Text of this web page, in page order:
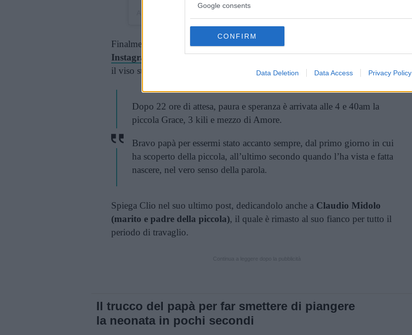
Google consents
CONFIRM
Data Deletion Data Access Privacy Policy
Finalmente, l’ annuncio della nascitaarriva direttamente dal
Instagram
della blogger, fra tenere fotografie della bambina appena nata e
il viso stanco della donna, ma totalmente felice.
Dopo 22 ore di attesa, paura e speranza è arrivata alle 4 e 40am la
piccola Grace, 3 kili e mezzo di Amore.
Bravo papà per essermi stato accanto sempre, dal primo giorno in cui
ha scoperto della piccola, all’ultimo secondo quando l’ha vista e fatta
nascere, nel vero senso della parola.
Spiega Clio nel suo ultimo post, dedicandolo anche a Claudio Midolo
(marito e padre della piccola), il quale è rimasto al suo fianco per tutto il
periodo di travaglio.
Il trucco del papà per far smettere di piangere
la neonata in pochi secondi